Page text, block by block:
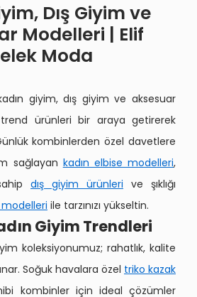
Dış Giyim ve
Modelleri | Elif
Moda
giyim, dış giyim ve aksesuar
ürünleri bir araya getirerek
kombinlerden özel davetlere
sağlayan kadın elbise modelleri,
dış giyim ürünleri ve şıklığı
ile tarzınızı yükseltin.
Giyim Trendleri
koleksiyonumuz; rahatlık, kalite
Soğuk havalara özel triko kazak
kombinler için ideal çözümler